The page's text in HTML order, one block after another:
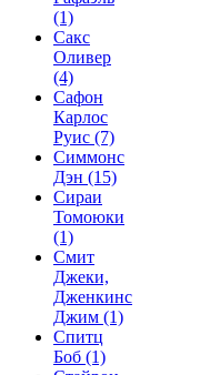
(1)
Сакс
Оливер
(4)
Сафон
Карлос
Руис (7)
Симмонс
Дэн (15)
Сираи
Томоюки
(1)
Смит
Джеки,
Дженкинс
Джим (1)
Спитц
Боб (1)